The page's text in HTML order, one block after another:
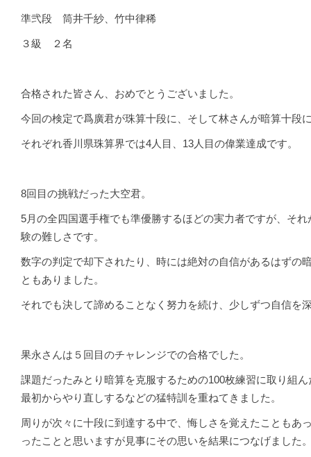
準弐段 筒井千紗、竹中律稀
３級 ２名
合格された皆さん、おめでとうございました。
今回の検定で爲廣君が珠算十段に、そして林さんが暗算十段
それぞれ香川県珠算界では4人目、13人目の偉業達成です。
8回目の挑戦だった大空君。
5月の全四国選手権でも準優勝するほどの実力者ですが、そ
験の難しさです。
数字の判定で却下されたり、時には絶対の自信があるはずの
ともありました。
それでも決して諦めることなく努力を続け、少しずつ自信を
果永さんは５回目のチャレンジでの合格でした。
課題だったみとり暗算を克服するための100枚練習に取り組
最初からやり直しするなどの猛特訓を重ねてきました。
周りが次々に十段に到達する中で、悔しさを覚えたこともあ
ったことと思いますが見事にその思いを結果につなげました